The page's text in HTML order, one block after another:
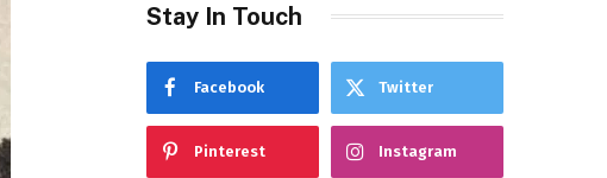
Stay In Touch
Facebook Twitter
Pinterest Instagram